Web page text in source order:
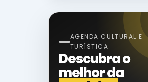
AGENDA CULTURAL E
TURÍSTICA
Descubra o
melhor da